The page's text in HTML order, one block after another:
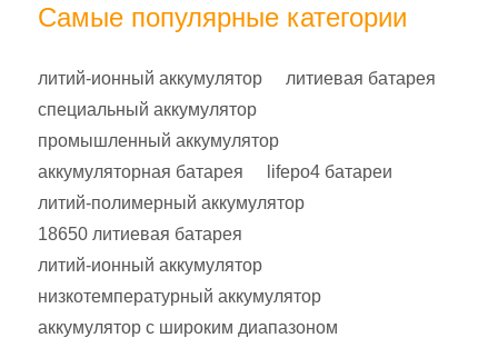
Самые популярные категории
литий-ионный аккумулятор
литиевая батарея
специальный аккумулятор
промышленный аккумулятор
аккумуляторная батарея
lifepo4 батареи
литий-полимерный аккумулятор
18650 литиевая батарея
литий-ионный аккумулятор
низкотемпературный аккумулятор
аккумулятор с широким диапазоном